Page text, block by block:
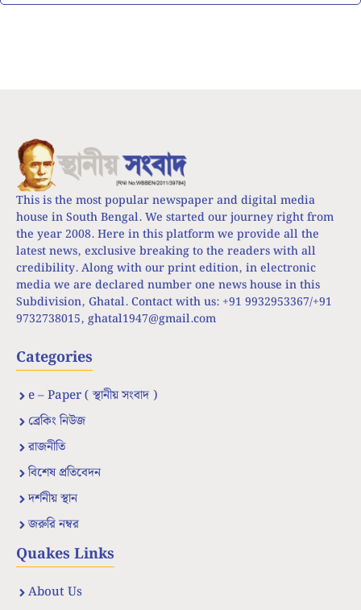
This is the most popular newspaper and digital media
house in South Bengal. We started our journey right from
the year 2008. Here in this platform we provide all the
latest news, exclusive breaking to the readers with all
credibility. Along with our print edition, in electronic
media we are declared number one news house in this
Subdivision, Ghatal. Contact with us: +91 9932953367/+91
9732738015, ghatal1947@gmail.com
Categories
e – Paper ( স্থানীয় সংবাদ )
ব্রেকিং নিউজ
রাজনীতি
বিশেষ প্রতিবেদন
দর্শনীয় স্থান
জরুরি নম্বর
Quakes Links
About Us